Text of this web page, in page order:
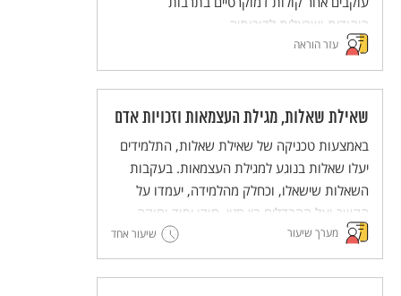
היהודית-ישראלית לדורותיה.
עזר הוראה
שאילת שאלות, מגילת העצמאות וזכויות אדם
באמצעות טכניקה של שאילת שאלות, התלמידים
יעלו שאלות בנוגע למגילת העצמאות. בעקבות
השאלות שישאלו, וכחלק מהלמידה, יעמדו על
הקשר ועל ההבדלים בין חזון, חוקי יסוד וחוקה.
אלה יובילו לחשיבה משותפת על כינון חברת
מופת.
מערך שיעור שיעור אחד